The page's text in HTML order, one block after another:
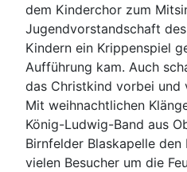
dem Kinderchor zum
Jugendvorstandschaft
Kindern ein Krippenspiel
Aufführung kam. Auch
das Christkind vorbei und
Mit weihnachtlichen
König-Ludwig-Band aus
Birnfelder Blaskapelle
vielen Besucher um die